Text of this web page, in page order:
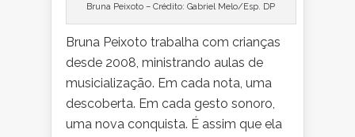
Bruna Peixoto – Crédito: Gabriel Melo/Esp. DP
Bruna Peixoto trabalha com crianças
desde 2008, ministrando aulas de
musicialização. Em cada nota, uma
descoberta. Em cada gesto sonoro,
uma nova conquista. É assim que ela